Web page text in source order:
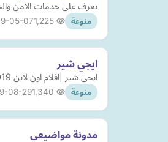
تعرف على خدمات الامن
منوعة 05-07
ايجي شير
ايجى شير |افلام اون لاين 2019 | مشاهدة مباشرة | افلام اجنبي | افلام عربي | افلام هندي | مسلسلات اجنبي | مسلسلات عربي | مصارعة | برامج تلفزيونية
منوعة 08-29
مدونة مواضيعي